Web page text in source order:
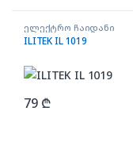
ელექტრო ჩაიდანი
ILITEK IL 1019
79 ₾